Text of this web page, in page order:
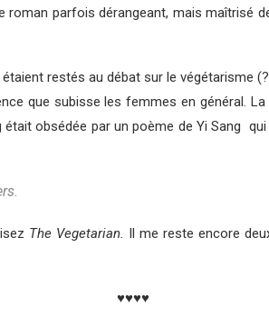
parfois dérangeant, mais maîtrisé
restés au débat sur le végétarisme
que subisse les femmes en général.
était obsédée par un poème de Yi Sang
The Vegetarian. Il me reste encore
♥♥♥♥